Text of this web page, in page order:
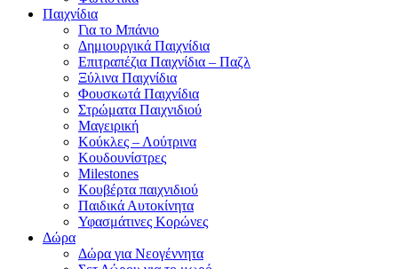
Παιχνίδια
Για το Μπάνιο
Δημιουργικά Παιχνίδια
Επιτραπέζια Παιχνίδια – Παζλ
Ξύλινα Παιχνίδια
Φουσκωτά Παιχνίδια
Στρώματα Παιχνιδιού
Μαγειρική
Κούκλες – Λούτρινα
Κουδουνίστρες
Milestones
Κουβέρτα παιχνιδιού
Παιδικά Αυτοκίνητα
Υφασμάτινες Κορώνες
Δώρα
Δώρα για Νεογέννητα